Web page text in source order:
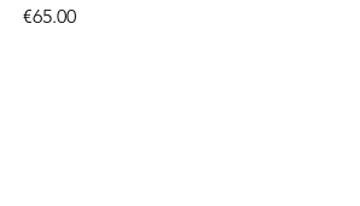
價格
€65.00